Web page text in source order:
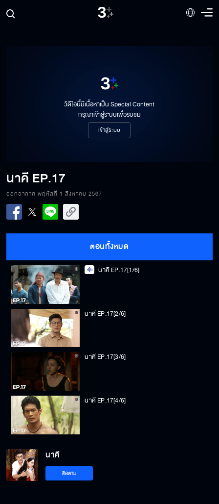
วิดีโอนี้มีเนื้อหาเป็น Special Content
กรุณาเข้าสู่ระบบเพื่อรับชม
เข้าสู่ระบบ
นาคี EP.17
ออกอากาศ พฤหัสที่ 1 สิงหาคม 2567
ตอนทั้งหมด
นาคี EP.17[1/6]
นาคี EP.17[2/6]
นาคี EP.17[3/6]
นาคี EP.17[4/6]
นาคี
ติดตาม